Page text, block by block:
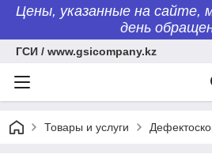
Цены, указанные на сайте,
день
ГСИ / www.gsicompany.kz
Товары и услуги